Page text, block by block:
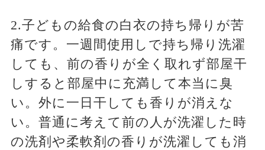
2.子どもの給食の白衣の持ち帰りが苦
痛です。一週間使用しで持ち帰り洗濯
しても、前の香りが全く取れず部屋干
しすると部屋中に充満して本当に臭
い。外に一日干しても香りが消えな
い。普通に考えて前の人が洗濯した時
の洗剤や柔軟剤の香りが洗濯しても消